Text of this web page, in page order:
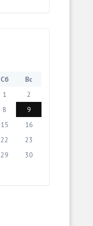
Сб
Вс
1
2
8
9
15
16
22
23
29
30